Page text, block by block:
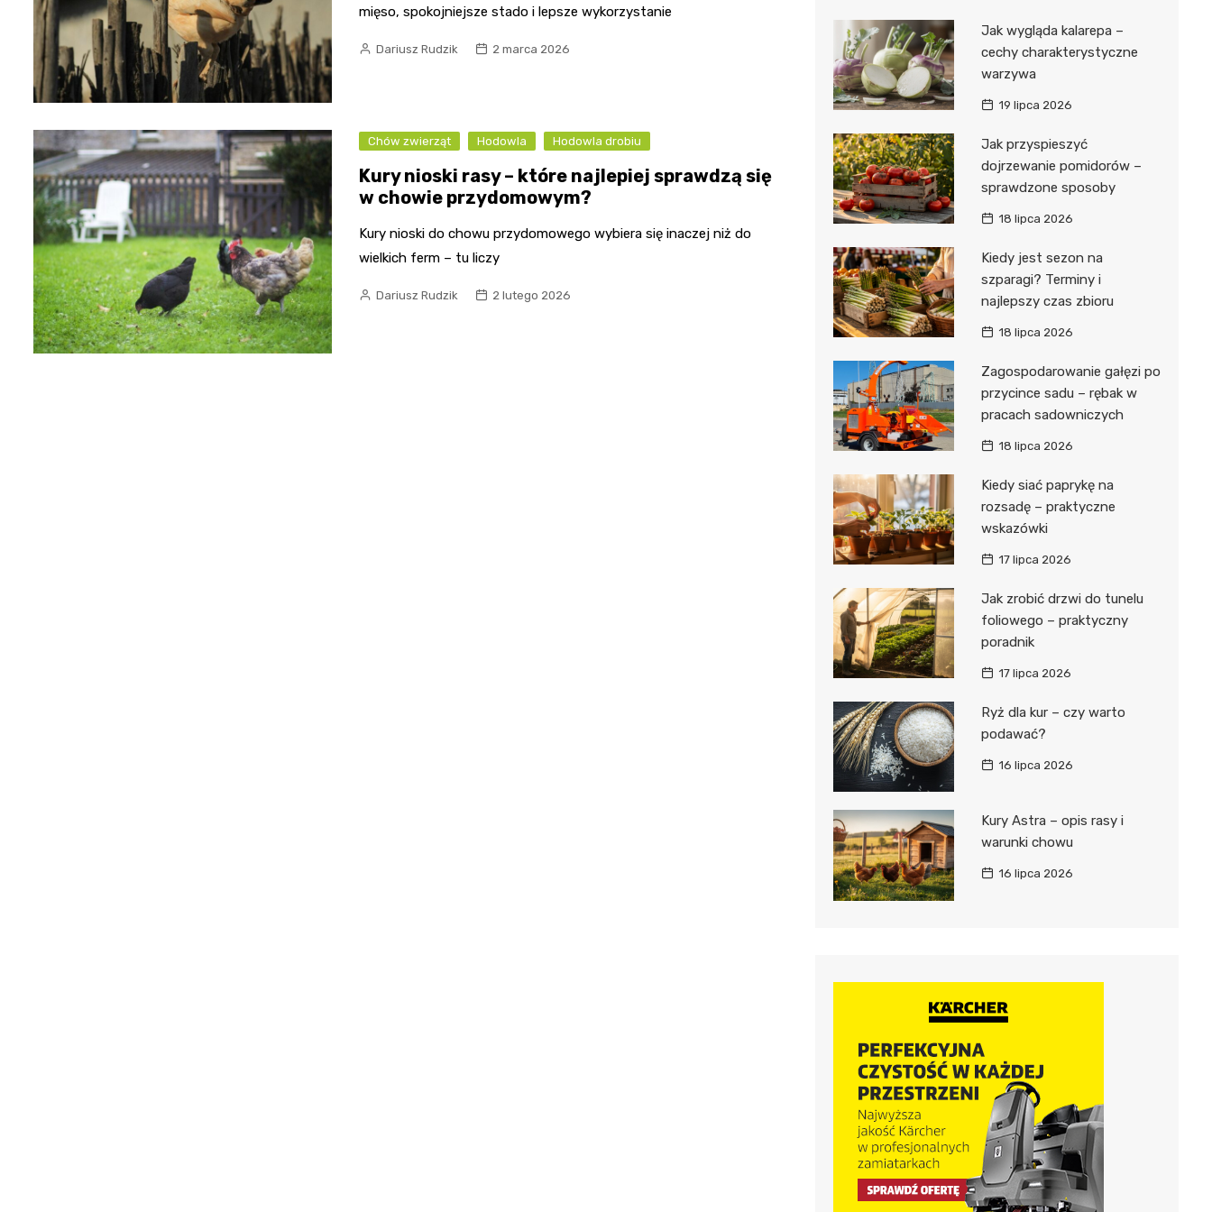
mięso, spokojniejsze stado i lepsze wykorzystanie
Dariusz Rudzik 2 marca 2026
Chów zwierząt Hodowla Hodowla drobiu
Kury nioski rasy – które najlepiej sprawdzą się
w chowie przydomowym?
Kury nioski do chowu przydomowego wybiera się inaczej niż do
wielkich ferm – tu liczy
Dariusz Rudzik 2 lutego 2026
Jak wygląda kalarepa –
cechy charakterystyczne
warzywa
19 lipca 2026
Jak przyspieszyć
dojrzewanie pomidorów –
sprawdzone sposoby
18 lipca 2026
Kiedy jest sezon na
szparagi? Terminy i
najlepszy czas zbioru
18 lipca 2026
Zagospodarowanie gałęzi po
przycince sadu – rębak w
pracach sadowniczych
18 lipca 2026
Kiedy siać paprykę na
rozsadę – praktyczne
wskazówki
17 lipca 2026
Jak zrobić drzwi do tunelu
foliowego – praktyczny
poradnik
17 lipca 2026
Ryż dla kur – czy warto
podawać?
16 lipca 2026
Kury Astra – opis rasy i
warunki chowu
16 lipca 2026